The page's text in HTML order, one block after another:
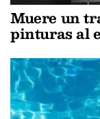
Muere un
pinturas al